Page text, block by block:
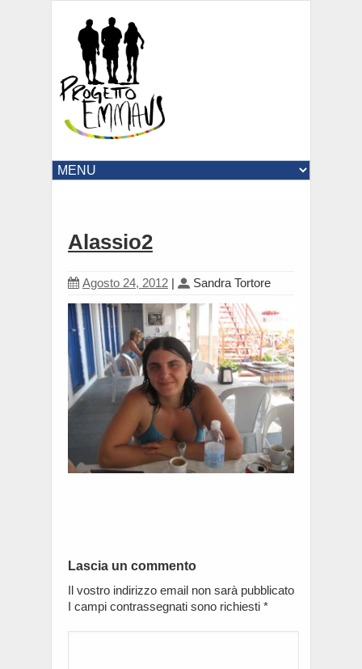
Alassio2
Agosto 24, 2012 | Sandra Tortore
Lascia un commento
Il vostro indirizzo email non sarà pubblicato
I campi contrassegnati sono richiesti *